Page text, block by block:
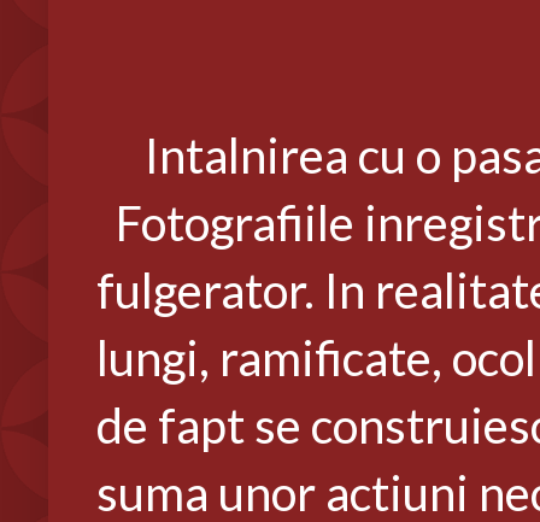
Intalnirea cu o
Fotografiile
fulgerator. In
lungi, ramificate,
de fapt se
suma unor actiuni